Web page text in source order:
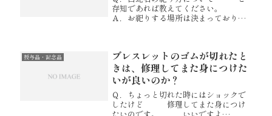
存知であれば教えてください。
Ａ．お祀りする場所は決まっておりま
場所でしたら 注連縄も付けてい
た...
授与品・記念品
ブレスレットのゴムが切れたと
きは、修理してまた身につけた
いが良いのか？
Ｑ．ちょっと切れた時にはショックで
したけど 修理してまた身につけ
たいのです。 いいですよ